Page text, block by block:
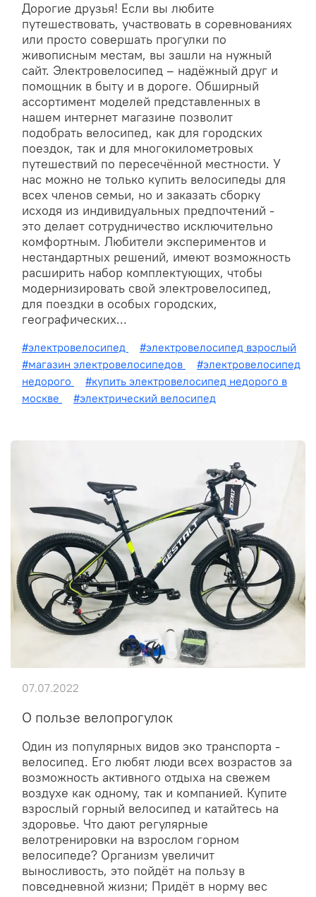
Дорогие друзья! Если вы любите
путешествовать, участвовать в соревнованиях
или просто совершать прогулки по
живописным местам, вы зашли на нужный
сайт. Электровелосипед – надёжный друг и
помощник в быту и в дороге. Обширный
ассортимент моделей представленных в
нашем интернет магазине позволит
подобрать велосипед, как для городских
поездок, так и для многокилометровых
путешествий по пересечённой местности. У
нас можно не только купить велосипеды для
всех членов семьи, но и заказать сборку
исходя из индивидуальных предпочтений -
это делает сотрудничество исключительно
комфортным. Любители экспериментов и
нестандартных решений, имеют возможность
расширить набор комплектующих, чтобы
модернизировать свой электровелосипед,
для поездки в особых городских,
географических...
#электровелосипед
#электровелосипед взрослый
#магазин электровелосипедов
#электровелосипед
недорого
#купить электровелосипед недорого в
москве
#электрический велосипед
О пользе велопрогулок
Один из популярных видов эко транспорта -
велосипед. Его любят люди всех возрастов за
возможность активного отдыха на свежем
воздухе как одному, так и компанией. Купите
взрослый горный велосипед и катайтесь на
здоровье. Что дают регулярные
велотренировки на взрослом горном
велосипеде? Организм увеличит
выносливость, это пойдёт на пользу в
повседневной жизни; Придёт в норму вес
07.07.2022